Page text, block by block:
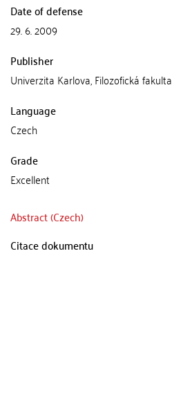
Date of defense
29. 6. 2009
Publisher
Univerzita Karlova, Filozofická fakulta
Language
Czech
Grade
Excellent
Abstract (Czech)
Citace dokumentu